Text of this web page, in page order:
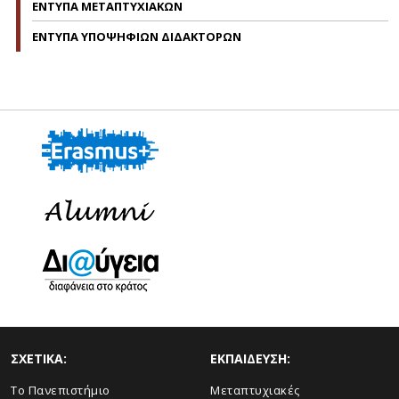
ΕΝΤΥΠΑ ΜΕΤΑΠΤΥΧΙΑΚΩΝ
ΕΝΤΥΠΑ ΥΠΟΨΗΦΙΩΝ ΔΙΔΑΚΤΟΡΩΝ
ΣΧΕΤΙΚΑ:
Το Πανεπιστήμιο
ΕΚΠΑΙΔΕΥΣΗ:
Μεταπτυχιακές